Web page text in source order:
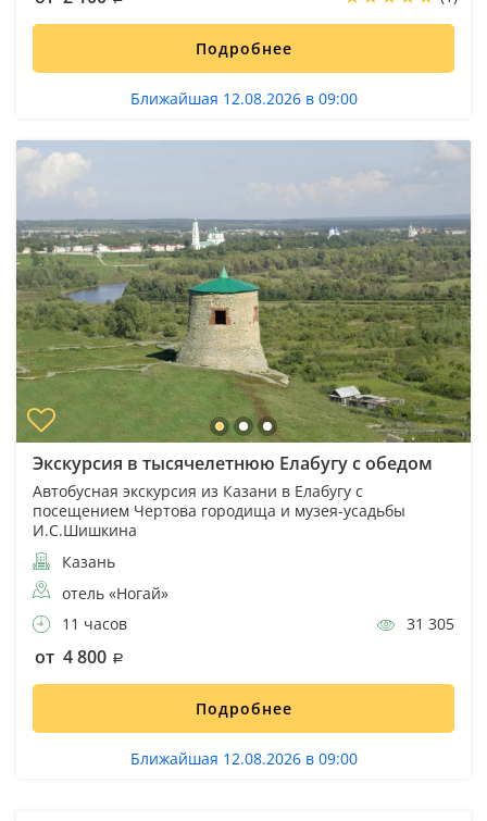
Подробнее
Ближайшая 12.08.2026 в 09:00
Экскурсия в тысячелетнюю Елабугу с обедом
Автобусная экскурсия из Казани в Елабугу с
посещением Чертова городища и музея-усадьбы
И.С.Шишкина
Казань
отель «Ногай»
11 часов
31 305
от 4 800
Подробнее
Ближайшая 12.08.2026 в 09:00